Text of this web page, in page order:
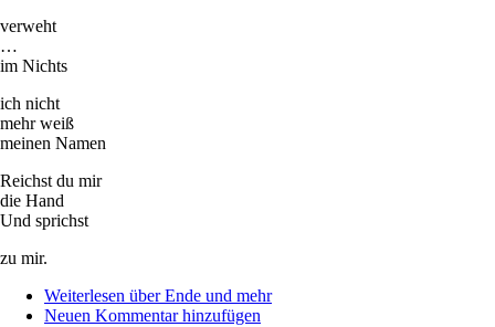
verweht
…
im Nichts
ich nicht
mehr weiß
meinen Namen
Reichst du mir
die Hand
Und sprichst
zu mir.
Weiterlesen über Ende und mehr
Neuen Kommentar hinzufügen